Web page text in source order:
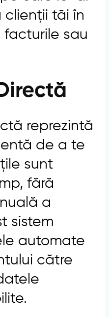
tăi în
sau
reprezintă
de a te
sunt
fără
a
sistem
automate
către